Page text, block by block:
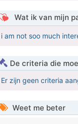
Wat ik van mijn
i am not soo much
De criteria die
Er zijn geen criteria
Weet me beter